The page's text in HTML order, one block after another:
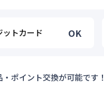
ットカード OK
ポイント交換が可能です！